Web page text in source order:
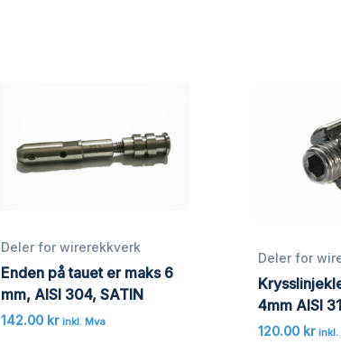
Deler for wirerekkverk
Enden på tauet er maks 6
mm, AISI 304, SATIN
142.00 kr inkl. Mva
Deler for
4mm AISI
120.00 kr inkl.